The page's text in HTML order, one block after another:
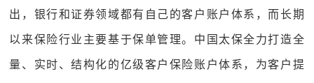
出，银行和证券领域都有自己的客户账户体系，而长期
以来保险行业主要基于保单管理。中国太保全力打造全
量、实时、结构化的亿级客户保险账户体系，为客户提